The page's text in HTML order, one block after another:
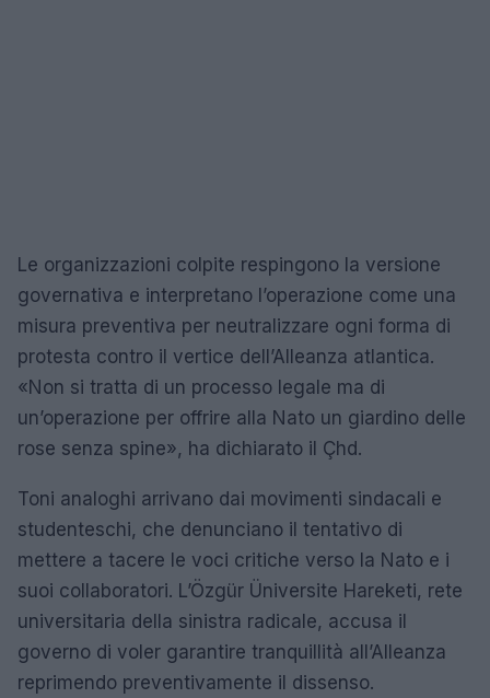
Le organizzazioni colpite respingono la versione
governativa e interpretano l’operazione come una
misura preventiva per neutralizzare ogni forma di
protesta contro il vertice dell’Alleanza atlantica.
«Non si tratta di un processo legale ma di
un’operazione per offrire alla Nato un giardino delle
rose senza spine», ha dichiarato il Çhd.
Toni analoghi arrivano dai movimenti sindacali e
studenteschi, che denunciano il tentativo di
mettere a tacere le voci critiche verso la Nato e i
suoi collaboratori. L’Özgür Üniversite Hareketi, rete
universitaria della sinistra radicale, accusa il
governo di voler garantire tranquillità all’Alleanza
reprimendo preventivamente il dissenso.